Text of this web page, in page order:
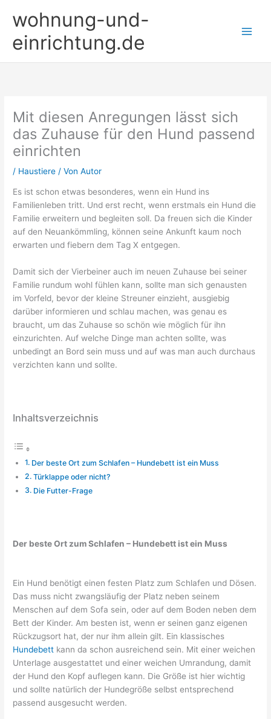
Inhaltwohnung-und-
einrichtung.de
Mit diesen Anregungen lässt sich
das Zuhause für den Hund passend
einrichten
/ Haustiere / VonAutor
Es ist schon etwas besonderes, wenn ein Hund ins
Familienleben tritt. Und erst recht, wenn erstmals ein Hund die
Familie erweitern und begleiten soll. Da freuen sich die Kinder
auf den Neuankömmling, können seine Ankunft kaum noch
erwarten und fiebern dem Tag X entgegen.
Damit sich der Vierbeiner auch im neuen Zuhause bei seiner
Familie rundum wohl fühlen kann, sollte man sich genausten
im Vorfeld, bevor der kleine Streuner einzieht, ausgiebig
darüber informieren und schlau machen, was genau es
braucht, um das Zuhause so schön wie möglich für ihn
einzurichten. Auf welche Dinge man achten sollte, was
unbedingt an Bord sein muss und auf was man auch durchaus
verzichten kann und sollte.
Inhaltsverzeichnis
Der beste Ort zum Schlafen – Hundebett ist ein Muss
Türklappe oder nicht?
Die Futter-Frage
Der beste Ort zum Schlafen – Hundebett ist ein Muss
Ein Hund benötigt einen festen Platz zum Schlafen und Dösen.
Das muss nicht zwangsläufig der Platz neben seinem
Menschen auf dem Sofa sein, oder auf dem Boden neben dem
Bett der Kinder. Am besten ist, wenn er seinen ganz eigenen
Rückzugsort hat, der nur ihm allein gilt. Ein klassisches
Hundebett kann da schon ausreichend sein. Mit einer weichen
Unterlage ausgestattet und einer weichen Umrandung, damit
der Hund den Kopf auflegen kann. Die Größe ist hier wichtig
und sollte natürlich der Hundegröße selbst entsprechend
passend ausgesucht werden.